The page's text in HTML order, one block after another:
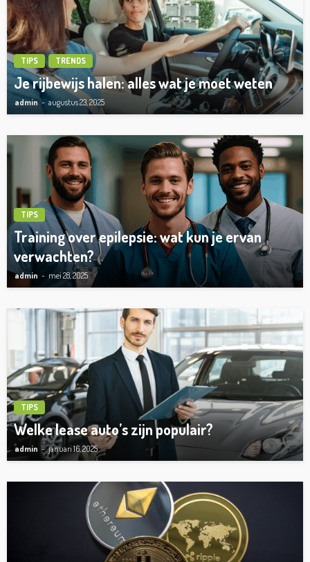
TIPS TRENDS
Je rijbewijs halen: alles wat je moet weten
admin augustus 23, 2025
TIPS
Training over epilepsie: wat kun je ervan
verwachten?
admin mei 28, 2025
TIPS
Welke lease auto’s zijn populair?
admin januari 16, 2025